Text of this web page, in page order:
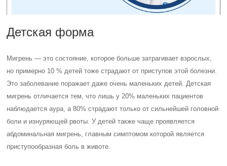
Детская форма
Мигрень — это состояние, которое больше затрагивает взрослых,
но примерно 10 % детей тоже страдают от приступов этой болезни.
Это заболевание поражает даже очень маленьких детей. Детская
мигрень отличается тем, что лишь у 20% маленьких пациентов
наблюдается аура, а 80% страдают только от сильнейшей головной
боли и изнуряющей рвоты. У детей также чаще проявляется
абдоминальная мигрень, главным симптомом которой является
приступообразная боль в животе.